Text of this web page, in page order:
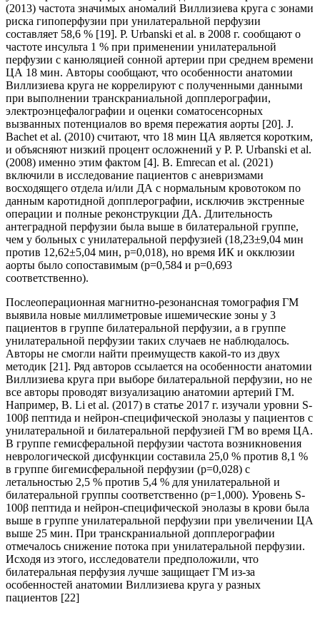
(2013) частота значимых аномалий Виллизиева круга с зонами
риска гипоперфузии при унилатеральной перфузии
составляет 58,6 % [19]. P. Urbanski et al. в 2008 г. сообщают о
частоте инсульта 1 % при применении унилатеральной
перфузии с канюляцией сонной артерии при среднем времени
ЦА 18 мин. Авторы сообщают, что особенности анатомии
Виллизиева круга не коррелируют с полученными данными
при выполнении транскраниальной допплерографии,
электроэнцефалографии и оценки соматосенсорных
вызванных потенциалов во время пережатия аорты [20]. J.
Bachet et al. (2010) считают, что 18 мин ЦА является коротким,
и объясняют низкий процент осложнений у P. P. Urbanski et al.
(2008) именно этим фактом [4]. B. Emrecan et al. (2021)
включили в исследование пациентов с аневризмами
восходящего отдела и/или ДА с нормальным кровотоком по
данным каротидной допплерографии, исключив экстренные
операции и полные реконструкции ДА. Длительность
антеградной перфузии была выше в билатеральной группе,
чем у больных с унилатеральной перфузией (18,23±9,04 мин
против 12,62±5,04 мин, p=0,018), но время ИК и окклюзии
аорты было сопоставимым (p=0,584 и p=0,693
соответственно).
Послеоперационная магнитно-резонансная томография ГМ
выявила новые миллиметровые ишемические зоны у 3
пациентов в группе билатеральной перфузии, а в группе
унилатеральной перфузии таких случаев не наблюдалось.
Авторы не смогли найти преимуществ какой-то из двух
методик [21]. Ряд авторов ссылается на особенности анатомии
Виллизиева круга при выборе билатеральной перфузии, но не
все авторы проводят визуализацию анатомии артерий ГМ.
Например, B. Li et al. (2017) в статье 2017 г. изучали уровни S-
100β пептида и нейрон-специфической энолазы у пациентов с
унилатеральной и билатеральной перфузией ГМ во время ЦА.
В группе гемисферальной перфузии частота возникновения
неврологической дисфункции составила 25,0 % против 8,1 %
в группе бигемисферальной перфузии (p=0,028) с
летальностью 2,5 % против 5,4 % для унилатеральной и
билатеральной группы соответственно (p=1,000). Уровень S-
100β пептида и нейрон-специфической энолазы в крови была
выше в группе унилатеральной перфузии при увеличении ЦА
выше 25 мин. При транскраниальной допплерографии
отмечалось снижение потока при унилатеральной перфузии.
Исходя из этого, исследователи предположили, что
билатеральная перфузия лучше защищает ГМ из-за
особенностей анатомии Виллизиева круга у разных
пациентов [22]